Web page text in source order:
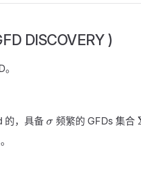
DISCOVERY )
的，具备\sigma
σ 频繁的 GFDs 集合
。